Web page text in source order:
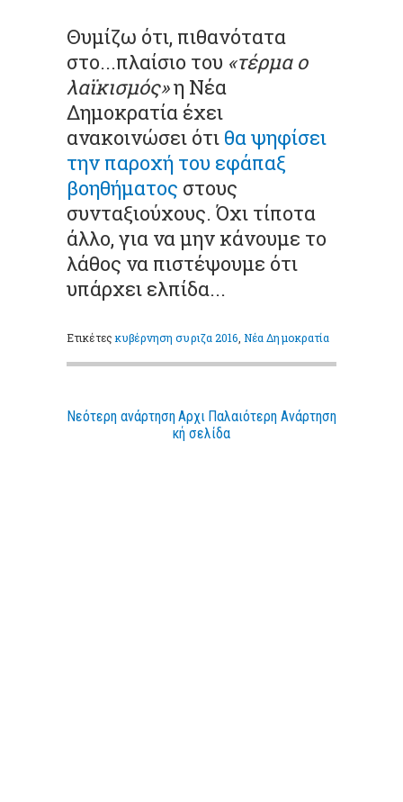
Θυμίζω ότι, πιθανότατα
στο...πλαίσιο του «τέρμα ο
λαϊκισμός»η Νέα
Δημοκρατία έχει
ανακοινώσει ότι θα ψηφίσει
την παροχή του εφάπαξ
βοηθήματος στους
συνταξιούχους. Όχι τίποτα
άλλο, για να μην κάνουμε το
λάθος να πιστέψουμε ότι
υπάρχει ελπίδα...
Ετικέτεςκυβέρνηση συριζα 2016 Νέα Δημοκρατία
Νεότερη ανάρτηση Παλαιότερη Ανάρτηση
Αρχι
κή σελίδα